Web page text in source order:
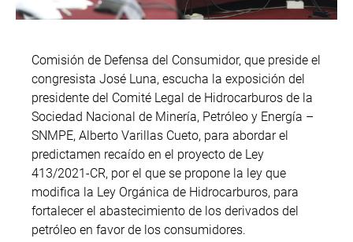
Comisión de Defensa del Consumidor, que preside el
congresista José Luna, escucha la exposición del
presidente del Comité Legal de Hidrocarburos de la
Sociedad Nacional de Minería, Petróleo y Energía –
SNMPE, Alberto Varillas Cueto, para abordar el
predictamen recaído en el proyecto de Ley
413/2021-CR, por el que se propone la ley que
modifica la Ley Orgánica de Hidrocarburos, para
fortalecer el abastecimiento de los derivados del
petróleo en favor de los consumidores.